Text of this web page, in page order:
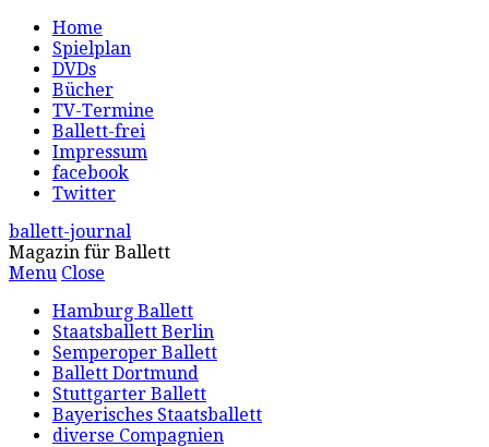
Home
Spielplan
DVDs
Bücher
TV-Termine
Ballett-frei
Impressum
facebook
Twitter
ballett-journal
Magazin für Ballett
Menu Close
Hamburg Ballett
Staatsballett Berlin
Semperoper Ballett
Ballett Dortmund
Stuttgarter Ballett
Bayerisches Staatsballett
diverse Compagnien